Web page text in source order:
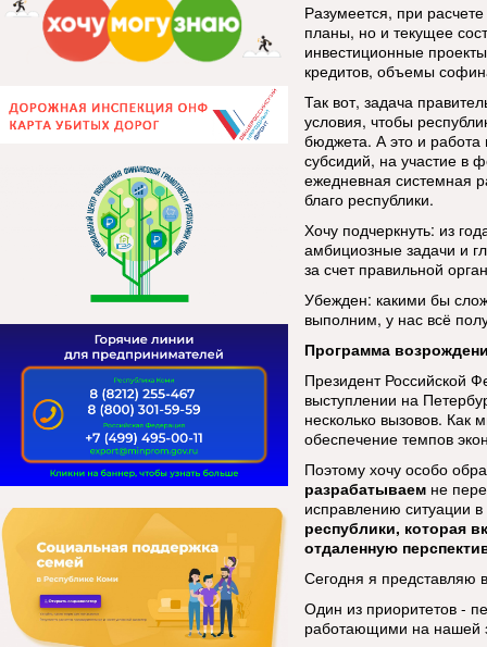
Разумеется, при
планы, но и текущее
инвестиционные
кредитов, объемы
Так вот, задача
условия, чтобы
бюджета. А это и
субсидий, на участие в
ежедневная системная
благо республики.
Хочу подчеркнуть: из
амбициозные задачи и
за счет правильной
Убежден: какими бы
выполним, у нас всё
Программа
Президент Российской
выступлении на
несколько вызовов. Как
обеспечение темпов
Поэтому хочу особо
разрабатываем не
исправлению ситуации
республики, которая
отдаленную
Сегодня я представляю
Один из приоритетов -
работающими на нашей